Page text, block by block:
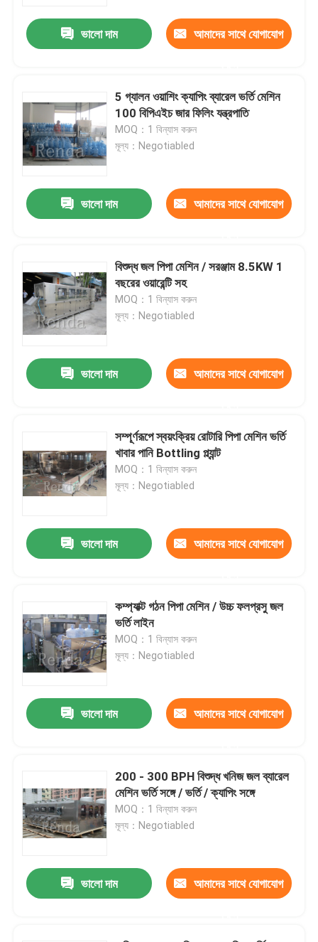
বাড়ি
পরিচিতি
মেশিন ফিলিং করতে পারেন
জল ভর্তি মেশিন
জুস ফিলিং মেশিন
ব্যারেল ফিলিং মেশিন
ওয়াইন ফিলিং মেশিন
স্বয়ংক্রিয় তেল ভর্তি মেশিন
মেয়াদ শেষ হওয়ার তারিখ প্রিন্টিং মেশিন
স্টিকার লেবেলিং মেশিন
স্বয়ংক্রিয় প্যাকেজিং মেশিন
ভালো দাম আমাদের সাথে যোগাযোগ
5 গ্যালন ওয়াশিং ক্যাপিং ব্যারেল ভর্তি মেশিন
100 বিপিএইচ জার ফিলিং যন্ত্রপাতি
MOQ：1 বিন্যাস করুন
মূল্য：Negotiabled
ভালো দাম আমাদের সাথে যোগাযোগ
বিশুদ্ধ জল পিপা মেশিন / সরঞ্জাম 8.5KW 1
বছরের ওয়ারেন্টি সহ
MOQ：1 বিন্যাস করুন
মূল্য：Negotiabled
ভালো দাম আমাদের সাথে যোগাযোগ
সম্পূর্ণরূপে স্বয়ংক্রিয় রোটারি পিপা মেশিন ভর্তি
খাবার পানি Bottling প্ল্যান্ট
MOQ：1 বিন্যাস করুন
মূল্য：Negotiabled
ভালো দাম আমাদের সাথে যোগাযোগ
কম্প্যাক্ট গঠন পিপা মেশিন / উচ্চ ফলপ্রসু জল
ভর্তি লাইন
MOQ：1 বিন্যাস করুন
মূল্য：Negotiabled
ভালো দাম আমাদের সাথে যোগাযোগ
200 - 300 BPH বিশুদ্ধ খনিজ জল ব্যারেল
মেশিন ভর্তি সঙ্গে / ভর্তি / ক্যাপিং সঙ্গে
MOQ：1 বিন্যাস করুন
মূল্য：Negotiabled
ভালো দাম আমাদের সাথে যোগাযোগ